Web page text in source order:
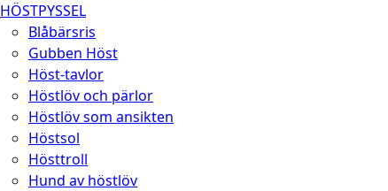
HÖSTPYSSEL
Blåbärsris
Gubben Höst
Höst-tavlor
Höstlöv och pärlor
Höstlöv som ansikten
Höstsol
Hösttroll
Hund av höstlöv